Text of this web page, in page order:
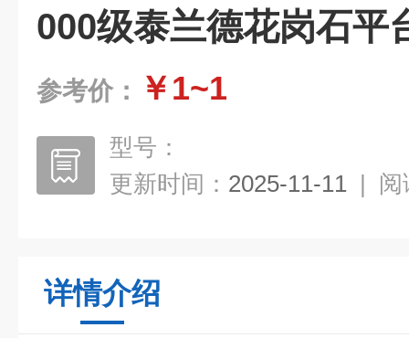
000级泰兰德花岗石平
参考价： ￥1~1
型号：
更新时间： 2025-11-11 | 阅
详情介绍